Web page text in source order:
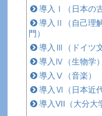
導入Ⅰ（日本の
導入Ⅱ（自己理
門）
導入Ⅲ（ドイツ文
導入Ⅳ（生物学）
導入Ⅴ（音楽）
導入Ⅵ（日本近代
導入VII（大分大